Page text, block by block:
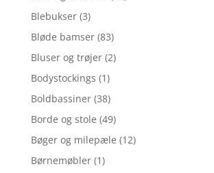
Blebukser (3)
Bløde bamser (83)
Bluser og trøjer (2)
Bodystockings (1)
Boldbassiner (38)
Borde og stole (49)
Bøger og milepæle (12)
Børnemøbler (1)